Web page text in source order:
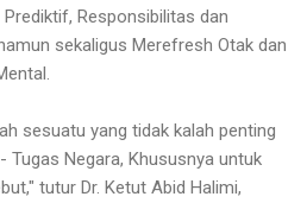
Responsibilitas dan
sekaligus Merefresh Otak dan
sesuatu yang tidak kalah penting
Tugas Negara, Khususnya untuk
tutur Dr. Ketut Abid Halimi,